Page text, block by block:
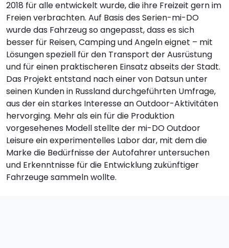
2018 für alle entwickelt wurde, die ihre Freizeit gern im
Freien verbrachten. Auf Basis des Serien-mi-DO
wurde das Fahrzeug so angepasst, dass es sich
besser für Reisen, Camping und Angeln eignet – mit
Lösungen speziell für den Transport der Ausrüstung
und für einen praktischeren Einsatz abseits der Stadt.
Das Projekt entstand nach einer von Datsun unter
seinen Kunden in Russland durchgeführten Umfrage,
aus der ein starkes Interesse an Outdoor-Aktivitäten
hervorging. Mehr als ein für die Produktion
vorgesehenes Modell stellte der mi-DO Outdoor
Leisure ein experimentelles Labor dar, mit dem die
Marke die Bedürfnisse der Autofahrer untersuchen
und Erkenntnisse für die Entwicklung zukünftiger
Fahrzeuge sammeln wollte.